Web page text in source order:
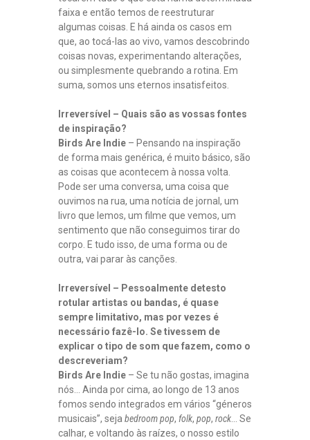
faixa e então temos de reestruturar
algumas coisas. E há ainda os casos em
que, ao tocá-las ao vivo, vamos descobrindo
coisas novas, experimentando alterações,
ou simplesmente quebrando a rotina. Em
suma, somos uns eternos insatisfeitos.
Irreversível – Quais são as vossas fontes
de inspiração?
Birds Are Indie – Pensando na inspiração
de forma mais genérica, é muito básico, são
as coisas que acontecem à nossa volta.
Pode ser uma conversa, uma coisa que
ouvimos na rua, uma notícia de jornal, um
livro que lemos, um filme que vemos, um
sentimento que não conseguimos tirar do
corpo. E tudo isso, de uma forma ou de
outra, vai parar às canções.
Irreversível – Pessoalmente detesto
rotular artistas ou bandas, é quase
sempre limitativo, mas por vezes é
necessário fazê-lo. Se tivessem de
explicar o tipo de som que fazem, como o
descreveriam?
Birds Are Indie – Se tu não gostas, imagina
nós… Ainda por cima, ao longo de 13 anos
fomos sendo integrados em vários “géneros
musicais”, seja bedroom pop, folk, pop, rock … Se
calhar, e voltando às raízes, o nosso estilo